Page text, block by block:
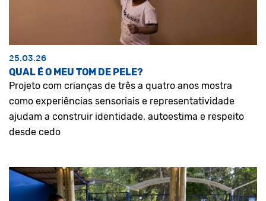
25.03.26
QUAL É O MEU TOM DE PELE?
Projeto com crianças de três a quatro anos mostra
como experiências sensoriais e representatividade
ajudam a construir identidade, autoestima e respeito
desde cedo